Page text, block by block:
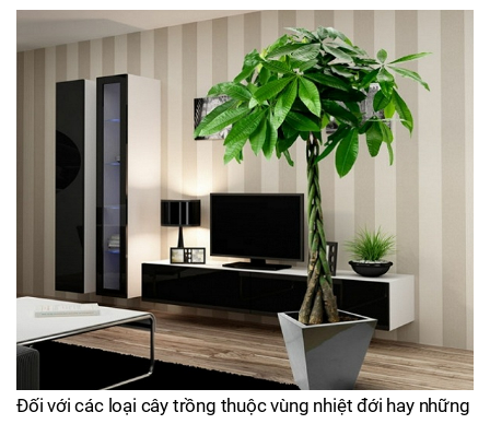
Đối với các loại cây trồng thuộc vùng nhiệt đới hay những